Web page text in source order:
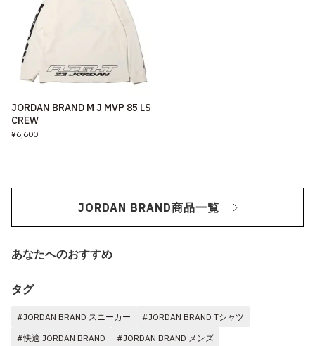
JORDAN BRAND M J MVP 85 LS
CREW
¥6,600
JORDAN BRAND商品一覧
あなたへのおすすめ
タグ
#JORDAN BRAND スニーカー
#JORDAN BRAND Tシャツ
#快適 JORDAN BRAND
#JORDAN BRAND メンズ